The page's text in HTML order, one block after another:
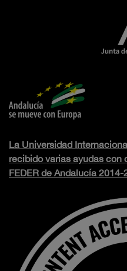
La Universidad
recibido varias ayudas con
FEDER de Andalucía 2014-